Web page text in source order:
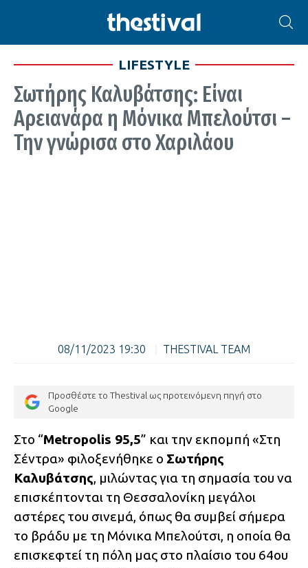
LIFESTYLE
Σωτήρης Καλυβάτσης: Είναι
Αρειανάρα η Μόνικα Μπελούτσι –
Την γνώρισα στο Χαριλάου
08/11/2023 19:30 THESTIVAL TEAM
Προσθέστε το Thestival ως προτεινόμενη πηγή στο
Google
Στο “Metropolis 95,5” και την εκπομπή «Στη
Σέντρα» φιλοξενήθηκε ο Σωτήρης
Καλυβάτσης, μιλώντας για τη σημασία του να
επισκέπτονται τη Θεσσαλονίκη μεγάλοι
αστέρες του σινεμά, όπως θα συμβεί σήμερα
το βράδυ με τη Μόνικα Μπελούτσι, η οποία θα
επισκεφτεί τη πόλη μας στο πλαίσιο του 64ου